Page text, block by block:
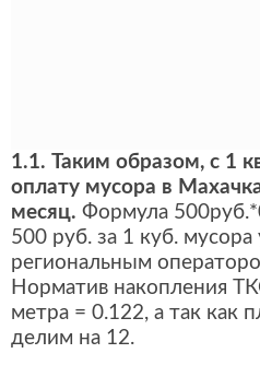
1.1. Таким образом, с 1
оплату мусора в
месяц. Формула
500 руб. за 1 куб. мусора
региональным
Норматив накопления
метра = 0.122, а так как
делим на 12.